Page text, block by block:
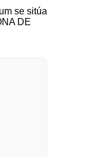
se sitúa
DE